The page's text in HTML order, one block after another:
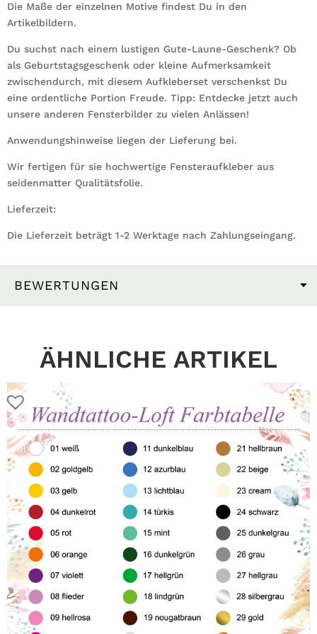
Die Maße der einzelnen Motive findest Du in den
Artikelbildern.
Du suchst nach einem lustigen Gute-Laune-Geschenk? Ob
als Geburtstagsgeschenk oder kleine Aufmerksamkeit
zwischendurch, mit diesem Aufkleberset verschenkst Du
eine ordentliche Portion Freude. Tipp: Entdecke jetzt auch
unsere anderen Fensterbilder zu vielen Anlässen!
Anwendungshinweise liegen der Lieferung bei.
Wir fertigen für sie hochwertige Fensteraufkleber aus
seidenmatter Qualitätsfolie.
Lieferzeit:
Die Lieferzeit beträgt 1-2 Werktage nach Zahlungseingang.
BEWERTUNGEN
ÄHNLICHE ARTIKEL